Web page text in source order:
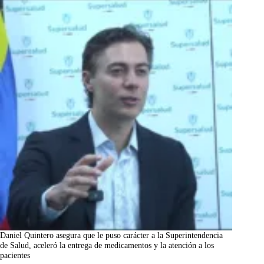
Daniel Quintero asegura que le puso carácter a la Superintendencia
de Salud, aceleró la entrega de medicamentos y la atención a los
pacientes